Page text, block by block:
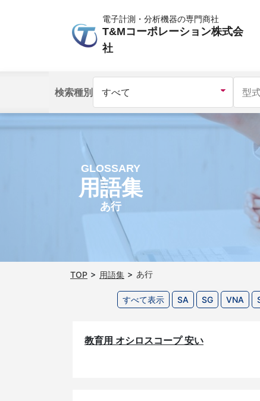
電子計測・分析機器の専門商社
T&Mコーポレーション株式会
社
検索種別
GLOSSARY
用語集
あ行
TOP 用語集 あ行
すべて表示 SA SG VNA
教育用 オシロスコープ 安い